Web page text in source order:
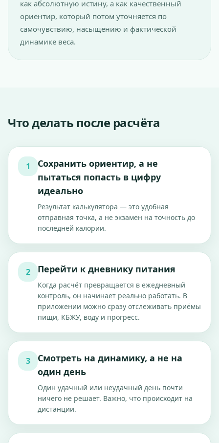
как абсолютную истину, а как качественный
ориентир, который потом уточняется по
самочувствию, насыщению и фактической
динамике веса.
Что делать после расчёта
1
Сохранить ориентир, а не
пытаться попасть в цифру
идеально
Результат калькулятора — это удобная
отправная точка, а не экзамен на точность до
последней калории.
2 Перейти к дневнику питания
Когда расчёт превращается в ежедневный
контроль, он начинает реально работать. В
приложении можно сразу отслеживать приёмы
пищи, КБЖУ, воду и прогресс.
3
Смотреть на динамику, а не на
один день
Один удачный или неудачный день почти
ничего не решает. Важно, что происходит на
дистанции.